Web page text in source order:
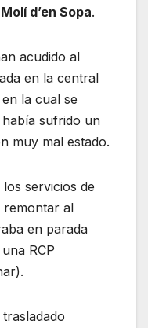
d’en Sopa.
acudido al
en la central
en la cual se
sufrido un
muy mal estado.
servicios de
remontar al
en parada
RCP